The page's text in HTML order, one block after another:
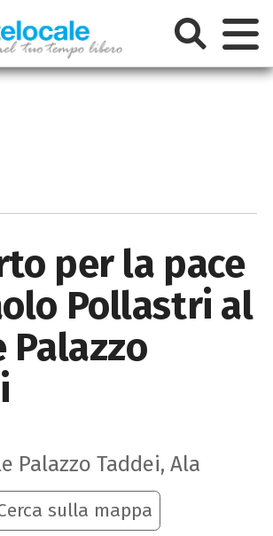
per la pace
Pollastri al
Palazzo
Palazzo Taddei, Ala
sulla mappa